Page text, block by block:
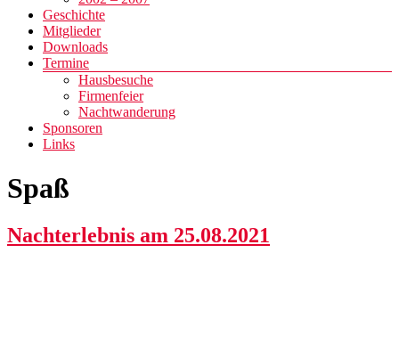
Geschichte
Mitglieder
Downloads
Termine
Hausbesuche
Firmenfeier
Nachtwanderung
Sponsoren
Links
Spaß
Nachterlebnis am 25.08.2021